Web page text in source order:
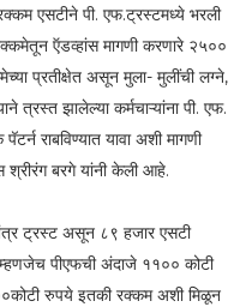
एसटीने पी. एफ.ट्रस्टमध्ये भरली
ऍडव्हांस मागणी करणारे २५००
प्रतीक्षेत असून मुला- मुलींची लग्ने,
त्रस्त झालेल्या कर्मचाऱ्यांना पी. एफ.
राबविण्यात यावा अशी मागणी
श्रीरंग बरगे यांनी केली आहे.
ट्रस्ट असून ८९ हजार एसटी
म्हणजेच पीएफची अंदाजे ११०० कोटी
रुपये इतकी रक्कम अशी मिळून